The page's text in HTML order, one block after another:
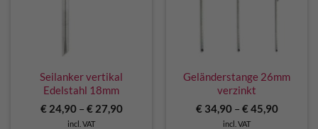
Seilanker vertikal
Edelstahl 18mm
€24,90– €27,90
incl. VAT
Geländerstange 26mm
verzinkt
€34,90– €45,90
incl. VAT